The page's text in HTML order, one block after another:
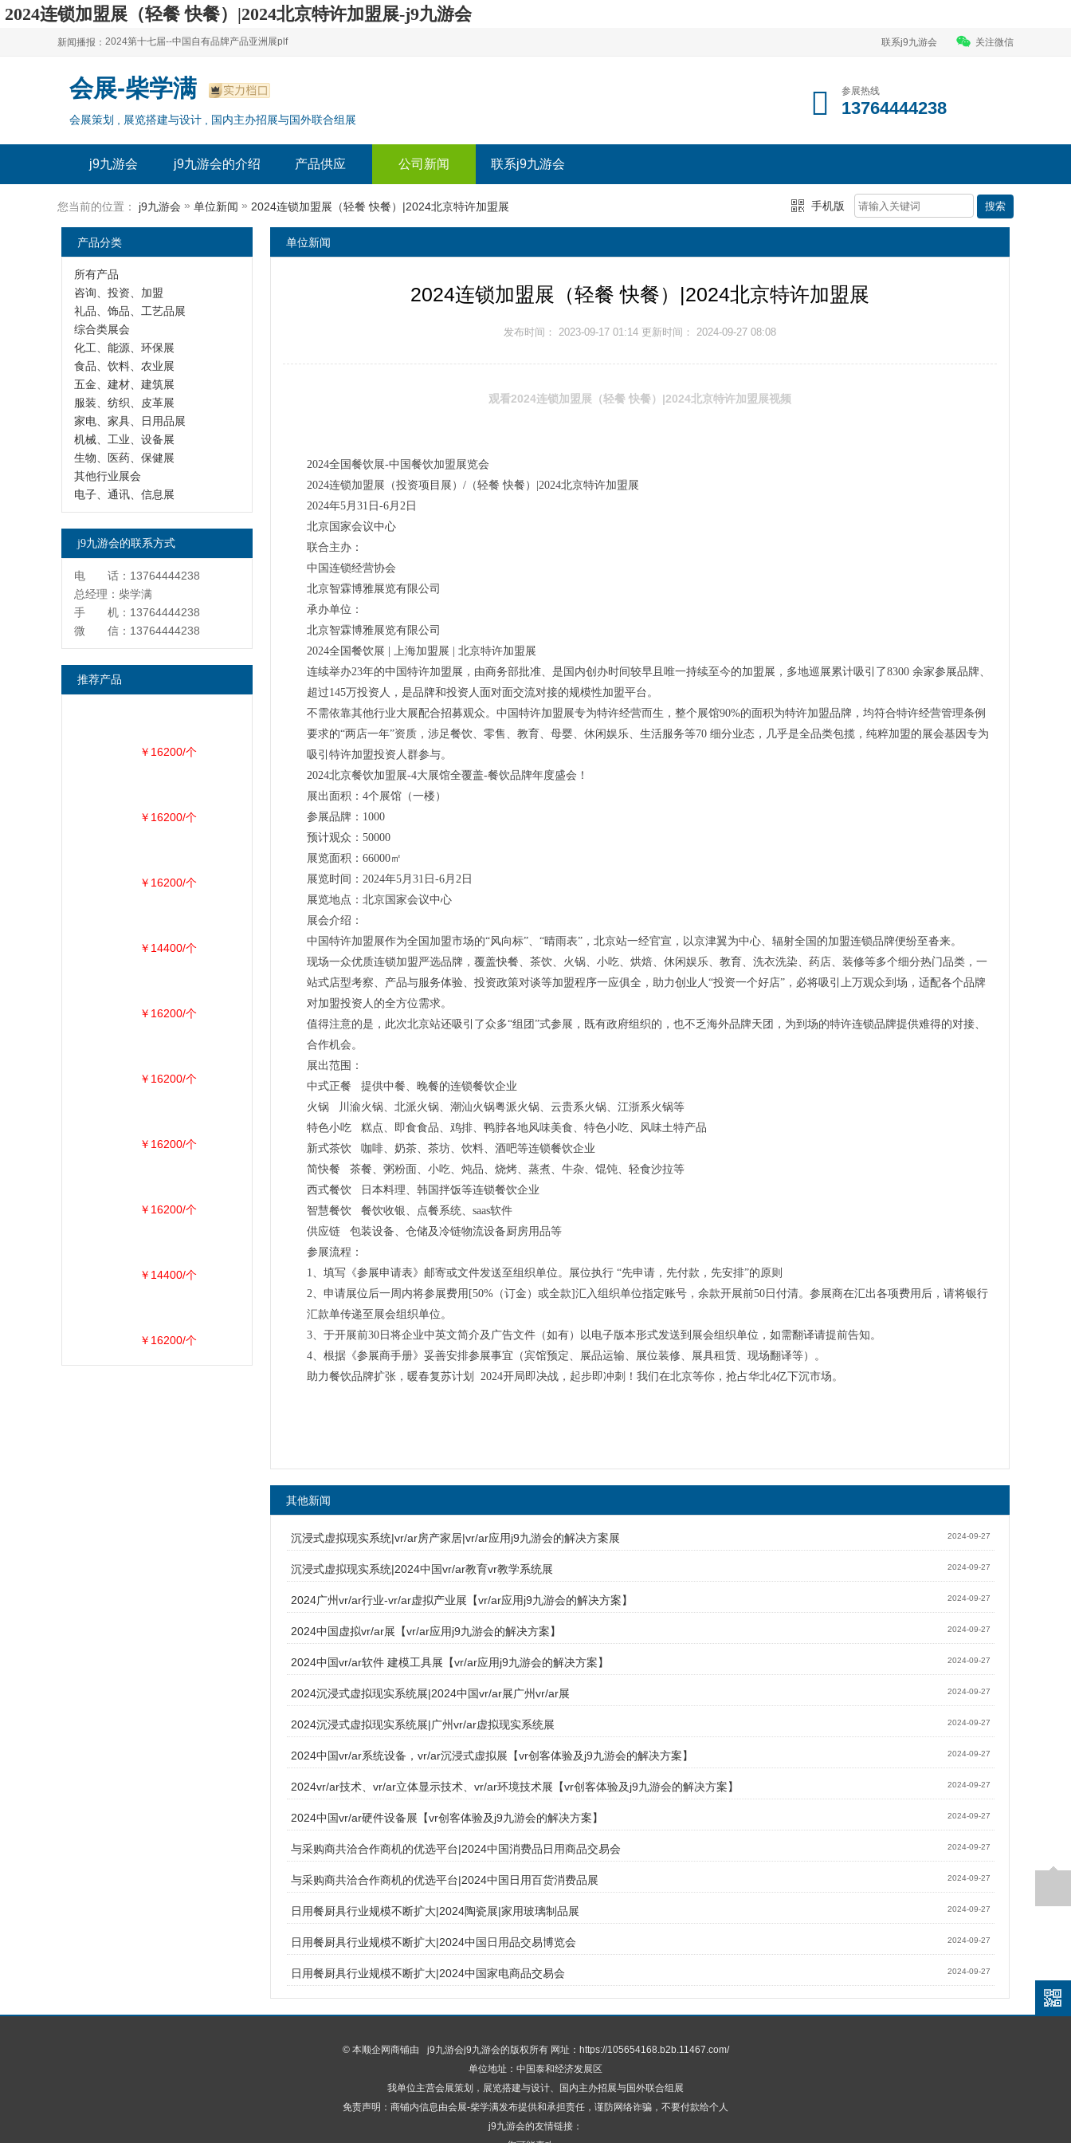
​2024连锁加盟展（轻餐 快餐）|2024北京特许加盟展-j9九游会
新闻播报：
2024上海自有品牌展--百货展|食品展 零售展|oem展
2024全球自有--品牌产品亚洲展（plf）
2024上海自有品牌展--2024上海oem 贴牌代加工展
2024第十七届--中国自有品牌产品亚洲展plf
2024全球自有--品牌产品亚洲展（plf）
2024年上海--第17届自有品牌展
联系j9九游会 关注微信
会展-柴学满
会展策划 , 展览搭建与设计 , 国内主办招展与国外联合组展
参展热线
13764444238
j9九游会 j9九游会的介绍 产品供应 公司新闻 联系j9九游会
您当前的位置： j9九游会 » 单位新闻 » ​2024连锁加盟展（轻餐 快餐）|2024北京特许加盟展 手机版
单位新闻
​2024连锁加盟展（轻餐 快餐）|2024北京特许加盟展
发布时间： 2023-09-17 01:14 更新时间： 2024-09-27 08:08
观看​2024连锁加盟展（轻餐 快餐）|2024北京特许加盟展视频
2024全国餐饮展-中国餐饮加盟展览会
2024连锁加盟展（投资项目展）/（轻餐 快餐）|2024北京特许加盟展
2024年5月31日-6月2日
北京国家会议中心
联合主办：
中国连锁经营协会
北京智霖博雅展览有限公司
承办单位：
北京智霖博雅展览有限公司
2024全国餐饮展 | 上海加盟展 | 北京特许加盟展
连续举办23年的中国特许加盟展，由商务部批准、是国内创办时间较早且唯一持续至今的加盟展，多地巡展累计吸引了8300 余家参展品牌、
超过145万投资人，是品牌和投资人面对面交流对接的规模性加盟平台。
不需依靠其他行业大展配合招募观众。中国特许加盟展专为特许经营而生，整个展馆90%的面积为特许加盟品牌，均符合特许经营管理条例
要求的“两店一年”资质，涉足餐饮、零售、教育、母婴、休闲娱乐、生活服务等70 细分业态，几乎是全品类包揽，纯粹加盟的展会基因专为
吸引特许加盟投资人群参与。
2024北京餐饮加盟展-4大展馆全覆盖-餐饮品牌年度盛会！
展出面积：4个展馆（一楼）
参展品牌：1000
预计观众：50000
展览面积：66000㎡
展览时间：2024年5月31日-6月2日
展览地点：北京国家会议中心
展会介绍：
中国特许加盟展作为全国加盟市场的“风向标”、“晴雨表”，北京站一经官宣，以京津翼为中心、辐射全国的加盟连锁品牌便纷至沓来。
现场一众优质连锁加盟严选品牌，覆盖快餐、茶饮、火锅、小吃、烘焙、休闲娱乐、教育、洗衣洗染、药店、装修等多个细分热门品类，一
站式店型考察、产品与服务体验、投资政策对谈等加盟程序一应俱全，助力创业人“投资一个好店”，必将吸引上万观众到场，适配各个品牌
对加盟投资人的全方位需求。
值得注意的是，此次北京站还吸引了众多“组团”式参展，既有政府组织的，也不乏海外品牌天团，为到场的特许连锁品牌提供难得的对接、
合作机会。
展出范围：
中式正餐 提供中餐、晚餐的连锁餐饮企业
火锅 川渝火锅、北派火锅、潮汕火锅粤派火锅、云贵系火锅、江浙系火锅等
特色小吃 糕点、即食食品、鸡排、鸭脖各地风味美食、特色小吃、风味土特产品
新式茶饮 咖啡、奶茶、茶坊、饮料、酒吧等连锁餐饮企业
简快餐 茶餐、粥粉面、小吃、炖品、烧烤、蒸煮、牛杂、馄饨、轻食沙拉等
西式餐饮 日本料理、韩国拌饭等连锁餐饮企业
智慧餐饮 餐饮收银、点餐系统、saas软件
供应链 包装设备、仓储及冷链物流设备厨房用品等
参展流程：
1、填写《参展申请表》邮寄或文件发送至组织单位。展位执行 “先申请，先付款，先安排”的原则
2、申请展位后一周内将参展费用[50%（订金）或全款]汇入组织单位指定账号，余款开展前50日付清。参展商在汇出各项费用后，请将银行
汇款单传递至展会组织单位。
3、于开展前30日将企业中英文简介及广告文件（如有）以电子版本形式发送到展会组织单位，如需翻译请提前告知。
4、根据《参展商手册》妥善安排参展事宜（宾馆预定、展品运输、展位装修、展具租赁、现场翻译等）。
助力餐饮品牌扩张，暖春复苏计划 2024开局即决战，起步即冲刺！我们在北京等你，抢占华北4亿下沉市场。
其他新闻
沉浸式虚拟现实系统|vr/ar房产家居|vr/ar应用j9九游会的解决方案展 2024-09-27
沉浸式虚拟现实系统|2024中国vr/ar教育vr教学系统展 2024-09-27
2024广州vr/ar行业-vr/ar虚拟产业展【vr/ar应用j9九游会的解决方案】 2024-09-27
​2024中国虚拟vr/ar展【vr/ar应用j9九游会的解决方案】 2024-09-27
2024中国vr/ar软件 建模工具展【vr/ar应用j9九游会的解决方案】 2024-09-27
2024沉浸式虚拟现实系统展|2024中国vr/ar展广州vr/ar展 2024-09-27
2024沉浸式虚拟现实系统展|广州vr/ar虚拟现实系统展 2024-09-27
2024中国vr/ar系统设备，vr/ar沉浸式虚拟展【vr创客体验及j9九游会的解决方案】 2024-09-27
2024vr/ar技术、vr/ar立体显示技术、vr/ar环境技术展【vr创客体验及j9九游会的解决方案】 2024-09-27
2024中国vr/ar硬件设备展【vr创客体验及j9九游会的解决方案】 2024-09-27
与采购商共洽合作商机的优选平台|2024中国消费品日用商品交易会 2024-09-27
与采购商共洽合作商机的优选平台|2024中国日用百货消费品展 2024-09-27
日用餐厨具行业规模不断扩大|2024陶瓷展|家用玻璃制品展 2024-09-27
日用餐厨具行业规模不断扩大|2024中国日用品交易博览会 2024-09-27
日用餐厨具行业规模不断扩大|2024中国家电商品交易会 2024-09-27
产品分类
所有产品
咨询、投资、加盟
礼品、饰品、工艺品展
综合类展会
化工、能源、环保展
食品、饮料、农业展
五金、建材、建筑展
服装、纺织、皮革展
家电、家具、日用品展
机械、工业、设备展
生物、医药、保健展
其他行业展会
电子、通讯、信息展
j9九游会的联系方式
电 话：13764444238
总经理：柴学满
手 机：13764444238
微 信：13764444238
推荐产品
￥16200/个
￥16200/个
￥16200/个
￥14400/个
￥16200/个
￥16200/个
￥16200/个
￥16200/个
￥14400/个
￥16200/个
© 本顺企网商铺由 j9九游会j9九游会的版权所有 网址：https://105654168.b2b.11467.com/
单位地址：中国泰和经济发展区
我单位主营会展策划，展览搭建与设计、国内主办招展与国外联合组展
免责声明：商铺内信息由会展-柴学满发布提供和承担责任，谨防网络诈骗，不要付款给个人
j9九游会的友情链接：